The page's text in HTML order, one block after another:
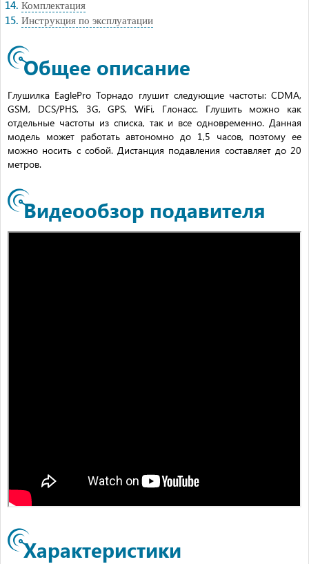
Комплектация
Инструкция по эксплуатации
Общее описание
Глушилка EaglePro Торнадо глушит следующие частоты: CDMA,
GSM, DCS/PHS, 3G, GPS, WiFi, Глонасс. Глушить можно как
отдельные частоты из списка, так и все одновременно. Данная
модель может работать автономно до 1,5 часов, поэтому ее
можно носить с собой. Дистанция подавления составляет до 20
метров.
Видеообзор подавителя
Характеристики